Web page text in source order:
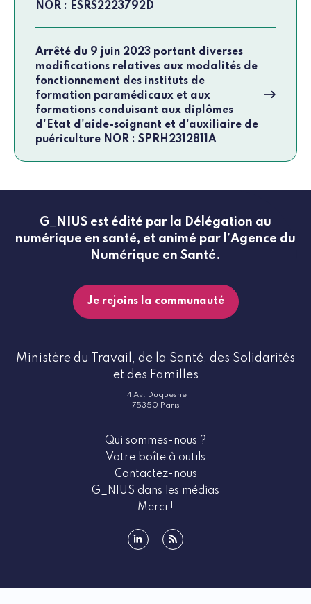
NOR : ESRS2223792D
Arrêté du 9 juin 2023 portant diverses
modifications relatives aux modalités de
fonctionnement des instituts de
formation paramédicaux et aux
formations conduisant aux diplômes
d'Etat d'aide-soignant et d'auxiliaire de
puériculture NOR : SPRH2312811A
G_NIUS est édité par la Délégation au
numérique en santé, et animé par l’Agence du
Numérique en Santé.
Je rejoins la communauté
Ministère du Travail, de la Santé, des Solidarités
et des Familles
14 Av. Duquesne
75350 Paris
Qui sommes-nous ?
Votre boîte à outils
Contactez-nous
G_NIUS dans les médias
Merci !